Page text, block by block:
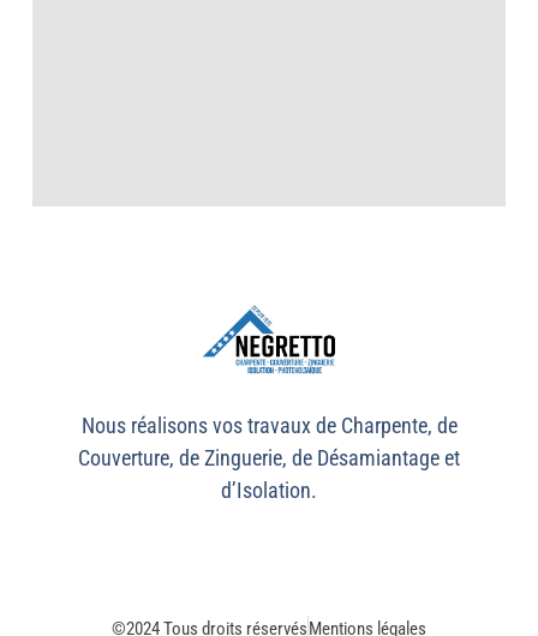
Nous réalisons vos travaux de Charpente, de
Couverture, de Zinguerie, de Désamiantage et
d’Isolation.
©2024 Tous droits réservésMentions légales